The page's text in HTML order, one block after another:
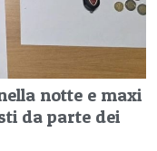
notte e maxi
da parte dei